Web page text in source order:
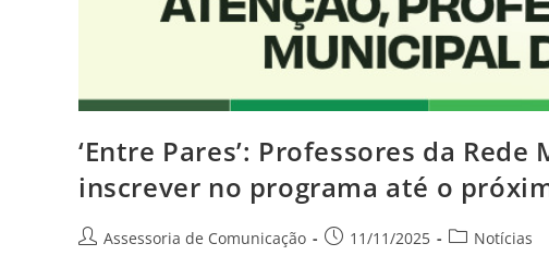
‘Entre Pares’: Professores da
inscrever no programa até o
Assessoria de Comunicação 11/11/2025 Notícias